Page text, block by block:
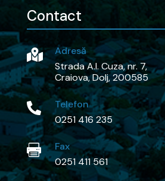
Contact

Adresă
Strada A.I. Cuza, nr. 7,
Craiova, Dolj, 200585

Telefon
0251 416 235

Fax
0251 411 561